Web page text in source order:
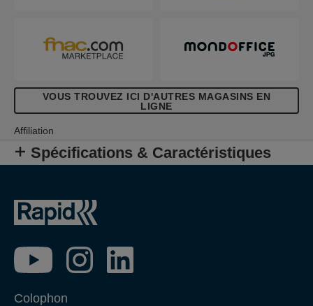
VOUS TROUVEZ ICI D'AUTRES MAGASINS EN
LIGNE
Affiliation
Spécifications & Caractéristiques
Colophon